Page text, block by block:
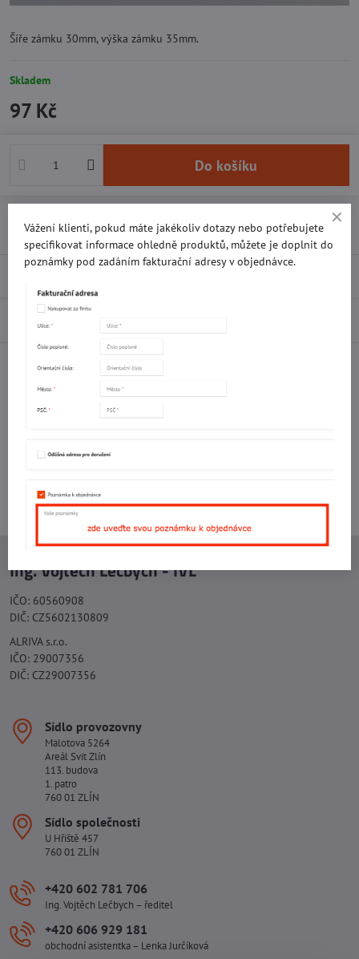
Šíře zámku 30mm, výška zámku 35mm.
Skladem
97 Kč
Do košíku
Diskuse
FacebookTwitterBlueskyPinterest
Potřebujete poradit s objednávkou?
Ing. Vojtěch Lečbych - IVL
IČO: 60560908
DIČ: CZ5602130809
ALRIVA s.r.o.
IČO: 29007356
DIČ: CZ29007356
Sídlo provozovny
Malotova 5264
Areál Svit Zlín
113. budova
1. patro
760 01 ZLÍN
Sídlo společnosti
U Hřiště 457
760 01 ZLÍN
+420 602 781 706
Ing. Vojtěch Lečbych – ředitel
+420 606 929 181
obchodní asistentka – Lenka Jurčíková
Vážení klienti, pokud máte jakékoliv dotazy nebo potřebujete
specifikovat informace ohledně produktů, můžete je doplnit do
poznámky pod zadáním fakturační adresy v objednávce.